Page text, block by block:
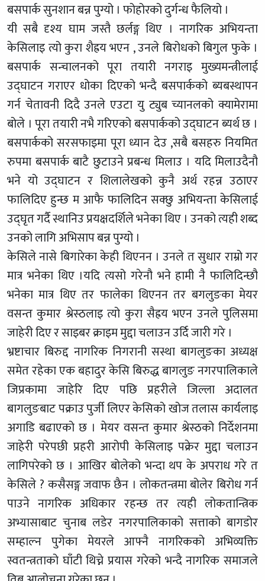
बसपार्क सुनशान बन्न पुग्यो । फोहोरको दुर्गन्ध फैलियो ।
यी सबै दृश्य घाम जस्तै छर्लङ्ग थिए । नागरिक अभियन्ता
केसिलाइ त्यो कुरा शैह्रय भएन , उनले बिरोधको बिगुल फुके ।
बसपार्क सन्चालनको पूरा तयारी नगराइ मुख्यमन्त्रीलाई
उद्घाटन गराएर धोका दिएको भन्दै बसपार्कको ब्यबस्थापन
गर्न चेतावनी दिदै उनले एउटा यु ट्युब च्यानलको क्यामेरामा
बोले । पूरा तयारी नभै गरिएको बसपार्कको उद्घाटन ब्यर्थ छ ।
बसपार्कको सरसफाइमा पूरा ध्यान देउ ,सबै बसहरु नियमित
रुपमा बसपार्क बाटै छुटाउने प्रबन्ध मिलाउ । यदि मिलाउदैनौ
भने यो उद्घाटन र शिलालेखको कुनै अर्थ रहन्न उठाएर
फालिदिए हुन्छ म आफै फालिदिन सक्छु अभियन्ता केसिलाई
उद्घृत गर्दै स्थानिउ प्रयक्षदर्शिले भनेका थिए । उनको त्यही शब्द
उनको लागि अभिसाप बन्न पुग्यो ।
केसिले नासे बिगारेका केही थिएनन । उनले त सुधार राम्रो गर
मात्र भनेका थिए ।यदि त्यसो गरेनौ भने हामी नै फालिदिन्छौ
भनेका मात्र थिए तर फालेका थिएनन तर बगलुङका मेयर
वसन्त कुमार श्रेस्ठलाइ त्यो कुरा सैह्रय भएन उनले पुलिसमा
जाहेरी दिए र साइबर क्राइम मुद्दा चलाउन उर्दि जारी गरे ।
भ्रष्टाचार बिरुद्द नागरिक निगरानी सस्था बागलुङका अध्यक्ष
समेत रहेका एक बहादुर केसि बिरुद्ध बागलुङ नगरपालिकाले
जिप्रकामा जाहेरि दिए पछि प्रहरीले जिल्ला अदालत
बागलुङबाट पक्राउ पुर्जी लिएर केसिको खोज तलास कार्यलाइ
अगाडि बढाएको छ । मेयर वसन्त कुमार श्रेस्ठको निर्देशनमा
जाहेरी परेपछी प्रहरी आरोपी केसिलाइ पक्रेर मुद्दा चलाउन
लागिपरेको छ । आखिर बोलेको भन्दा थप के अपराध गरे त
केसिले ? कसैसङ्ग जवाफ छैन । लोकतन्त्रमा बोलेर बिरोध गर्न
पाउने नागरिक अधिकार रहन्छ तर त्यही लोकतान्त्रिक
अभ्यासाबाट चुनाब लडेर नगरपालिकाको सत्ताको बागडोर
सम्हाल्न पुगेका मेयरले आफ्नै नागरिकको अभिव्यक्ति
स्वतन्त्रताको घाँटी थिच्ने प्रयास गरेको भन्दै नागरिक समाजले